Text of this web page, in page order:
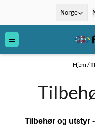
Norge
Hjem/
Tilbehør og utstyr